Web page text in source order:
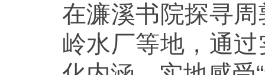
在濂溪书院探寻
岭水厂等地，通